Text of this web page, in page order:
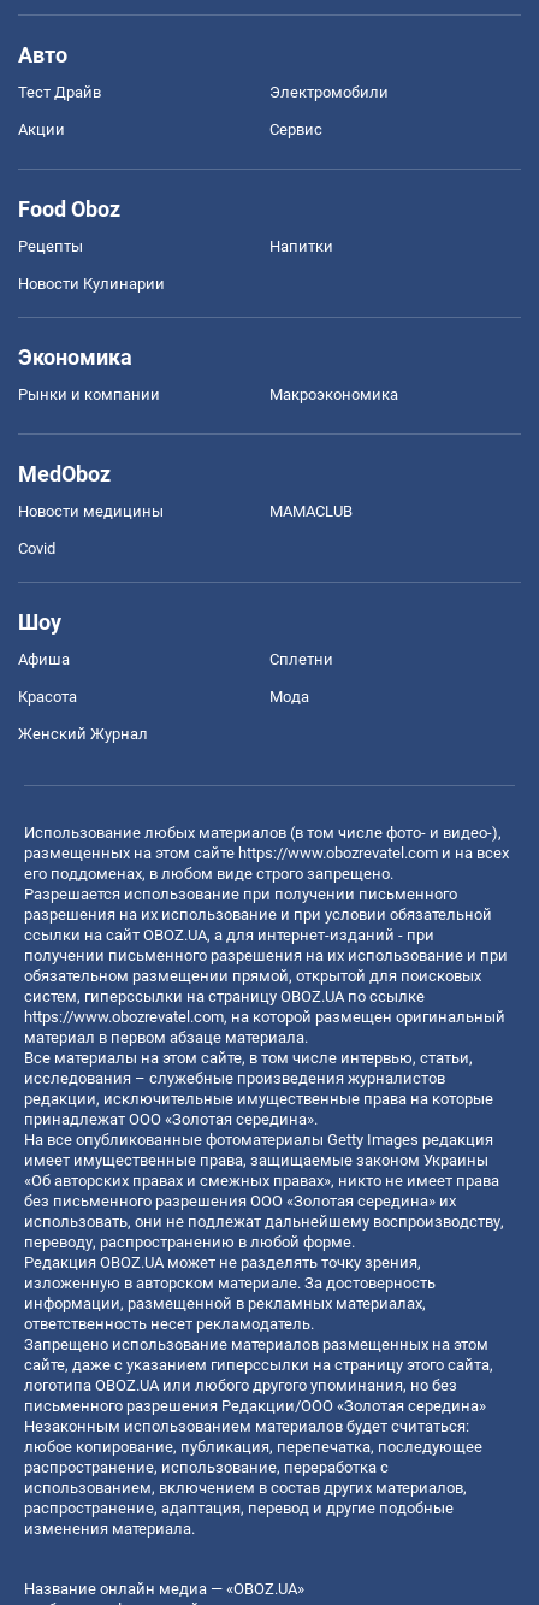
Авто
Тест Драйв Электромобили
Акции Сервис
Food Oboz
Рецепты Напитки
Новости Кулинарии
Экономика
Рынки и компании Mакроэкономика
MedOboz
Новости медицины MAMACLUB
Covid
Шоу
Афиша Сплетни
Красота Мода
Женский Журнал
Использование любых материалов (в том числе фото- и видео-),
размещенных на этом сайте https://www.obozrevatel.com и на всех
его поддоменах, в любом виде строго запрещено.
Разрешается использование при получении письменного
разрешения на их использование и при условии обязательной
ссылки на сайт OBOZ.UA, а для интернет-изданий - при
получении письменного разрешения на их использование и при
обязательном размещении прямой, открытой для поисковых
систем, гиперссылки на страницу OBOZ.UA по ссылке
https://www.obozrevatel.com, на которой размещен оригинальный
материал в первом абзаце материала.
Все материалы на этом сайте, в том числе интервью, статьи,
исследования – служебные произведения журналистов
редакции, исключительные имущественные права на которые
принадлежат ООО «Золотая середина».
На все опубликованные фотоматериалы Getty Images редакция
имеет имущественные права, защищаемые законом Украины
«Об авторских правах и смежных правах», никто не имеет права
без письменного разрешения ООО «Золотая середина» их
использовать, они не подлежат дальнейшему воспроизводству,
переводу, распространению в любой форме.
Редакция OBOZ.UA может не разделять точку зрения,
изложенную в авторском материале. За достоверность
информации, размещенной в рекламных материалах,
ответственность несет рекламодатель.
Запрещено использование материалов размещенных на этом
сайте, даже с указанием гиперссылки на страницу этого сайта,
логотипа OBOZ.UA или любого другого упоминания, но без
письменного разрешения Редакции/ООО «Золотая середина»
Незаконным использованием материалов будет считаться:
любое копирование, публикация, перепечатка, последующее
распространение, использование, переработка с
использованием, включением в состав других материалов,
распространение, адаптация, перевод и другие подобные
изменения материала.
Название онлайн медиа — «OBOZ.UA»